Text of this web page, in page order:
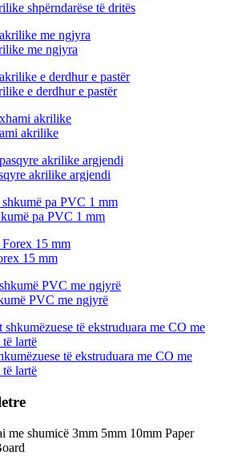
shpërndarëse të dritës
me ngjyra
e derdhur e pastër
akrilike
akrilike argjendi
pa PVC 1 mm
15 mm
PVC me ngjyrë
të ekstruduara me CO me
të lartë